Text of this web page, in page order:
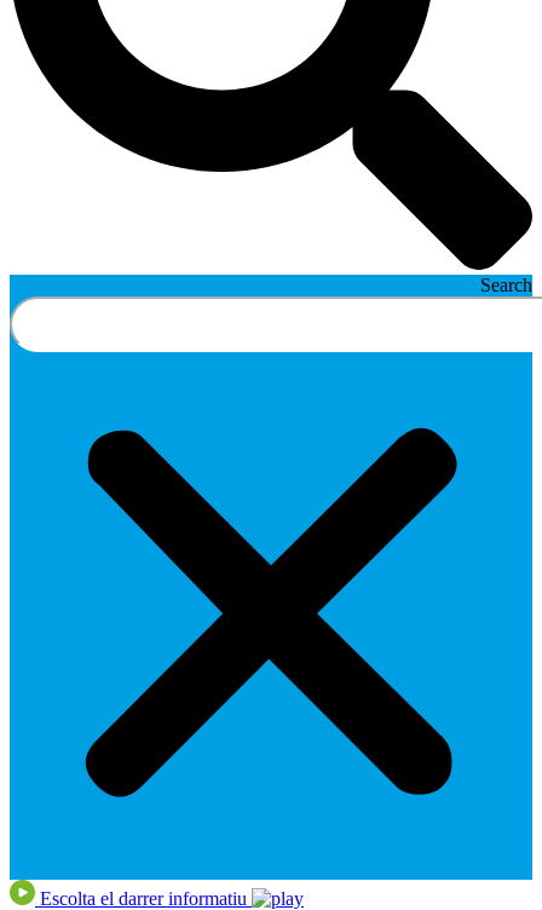
Search
Escolta el darrer informatiu